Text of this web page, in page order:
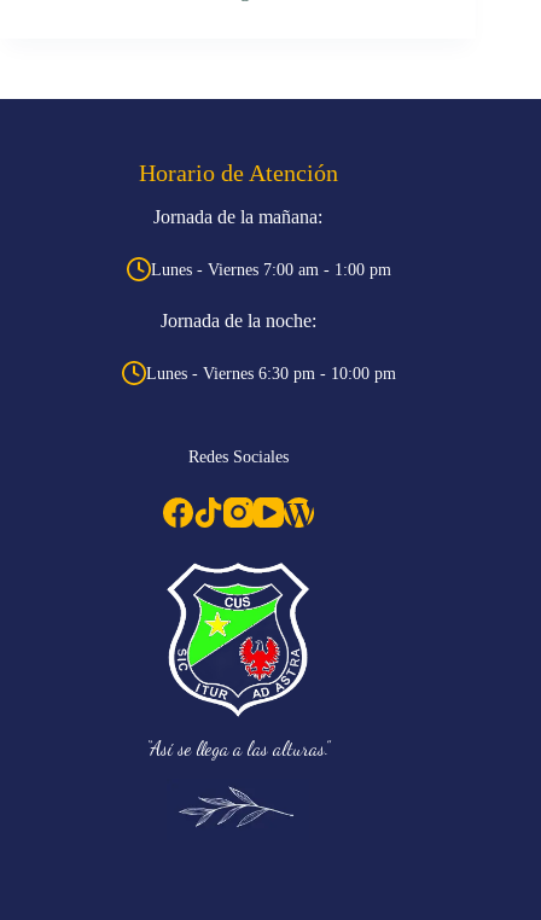
Horario de Atención
Jornada de la mañana:
Lunes - Viernes 7:00 am - 1:00 pm
Jornada de la noche:
Lunes - Viernes 6:30 pm - 10:00 pm
Redes Sociales
“Así se llega a las alturas.”